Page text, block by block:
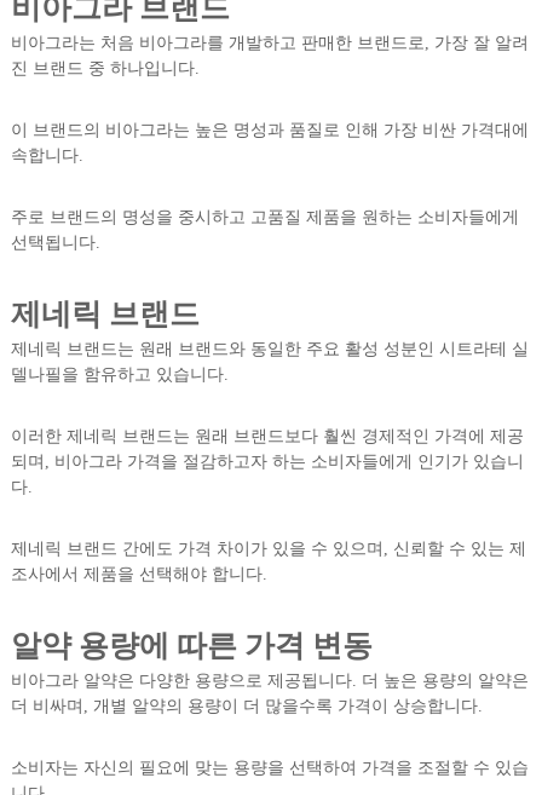
비아그라 브랜드
비아그라는 처음 비아그라를 개발하고 판매한 브랜드로, 가장 잘 알려
진 브랜드 중 하나입니다.
이 브랜드의 비아그라는 높은 명성과 품질로 인해 가장 비싼 가격대에
속합니다.
주로 브랜드의 명성을 중시하고 고품질 제품을 원하는 소비자들에게
선택됩니다.
제네릭 브랜드
제네릭 브랜드는 원래 브랜드와 동일한 주요 활성 성분인 시트라테 실
델나필을 함유하고 있습니다.
이러한 제네릭 브랜드는 원래 브랜드보다 훨씬 경제적인 가격에 제공
되며, 비아그라 가격을 절감하고자 하는 소비자들에게 인기가 있습니
다.
제네릭 브랜드 간에도 가격 차이가 있을 수 있으며, 신뢰할 수 있는 제
조사에서 제품을 선택해야 합니다.
알약 용량에 따른 가격 변동
비아그라 알약은 다양한 용량으로 제공됩니다. 더 높은 용량의 알약은
더 비싸며, 개별 알약의 용량이 더 많을수록 가격이 상승합니다.
소비자는 자신의 필요에 맞는 용량을 선택하여 가격을 조절할 수 있습